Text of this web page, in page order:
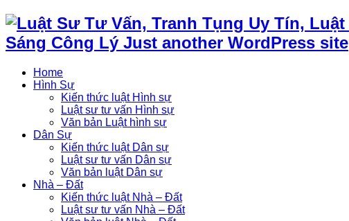
Sáng Công Lý Just another WordPress site
Home
Hình Sự
Kiến thức luật Hình sự
Luật sư tư vấn Hình sự
Văn bản Luật hình sự
Dân Sự
Kiến thức luật Dân sự
Luật sư tư vấn Dân sự
Văn bản luật Dân sự
Nhà – Đất
Kiến thức luật Nhà – Đất
Luật sư tư vấn Nhà – Đất